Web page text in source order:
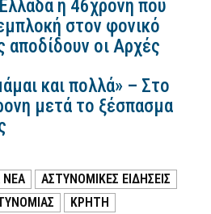
η 46χρονη που
στον φονικό
αποδίδουν οι Αρχές
και πολλά» – Στο
μετά το ξέσπασμα
ΝΕΑ
ΑΣΤΥΝΟΜΙΚΕΣ ΕΙΔΗΣΕΙΣ
ΚΡΗΤΗ